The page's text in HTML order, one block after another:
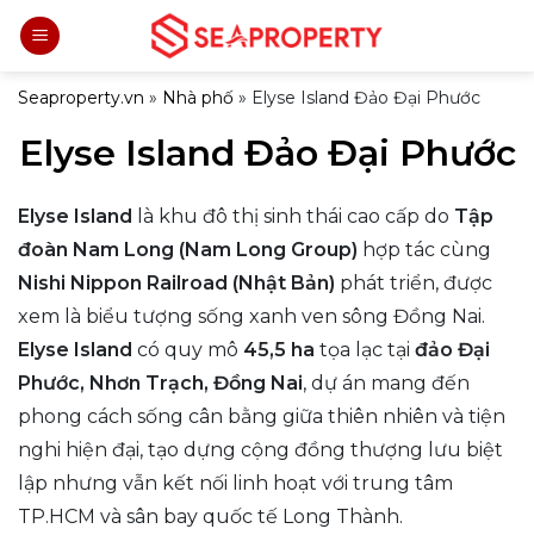
Bỏ
qua
Seaproperty.vn » Nhà phố » Elyse Island Đảo Đại Phước
Elyse Island Đảo Đại Phước
Elyse Island là khu đô thị sinh thái cao cấp do Tập
đoàn Nam Long (Nam Long Group) hợp tác cùng
Nishi Nippon Railroad (Nhật Bản) phát triển, được
xem là biểu tượng sống xanh ven sông Đồng Nai.
Elyse Island có quy mô 45,5 ha tọa lạc tại đảo Đại
Phước, Nhơn Trạch, Đồng Nai, dự án mang đến
phong cách sống cân bằng giữa thiên nhiên và tiện
nghi hiện đại, tạo dựng cộng đồng thượng lưu biệt
lập nhưng vẫn kết nối linh hoạt với trung tâm
TP.HCM và sân bay quốc tế Long Thành.